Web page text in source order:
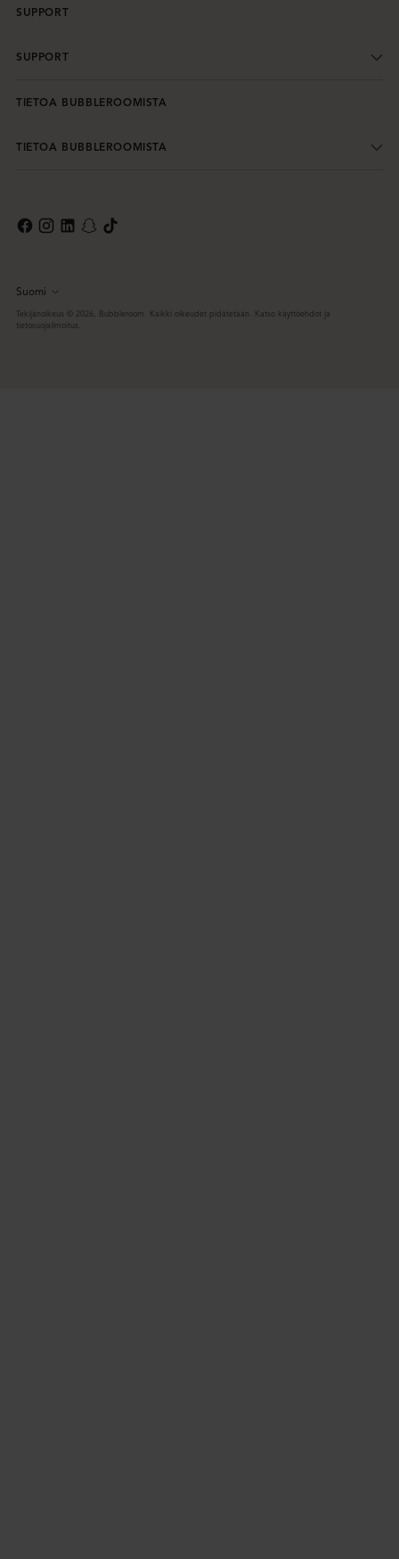
SUPPORT
SUPPORT
TIETOA BUBBLEROOMISTA
TIETOA BUBBLEROOMISTA
Kieli
Suomi
Tekijänoikeus © 2026, Bubbleroom. Kaikki oikeudet pidätetään. Katso käyttöehdot ja
tietosuojailmoitus.